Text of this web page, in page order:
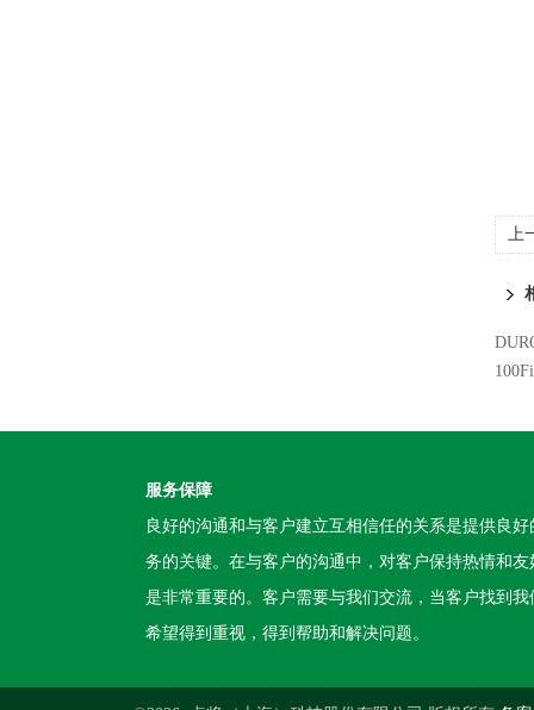
上
服务保障
良好的沟通和与客户建立互相信任的关系是提供良好
务的关键。在与客户的沟通中，对客户保持热情和友
是非常重要的。客户需要与我们交流，当客户找到我
希望得到重视，得到帮助和解决问题。